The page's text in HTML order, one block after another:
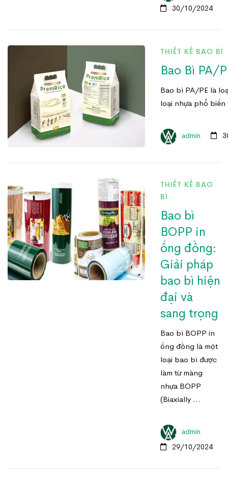
30/10/2024
THIẾT KẾ BAO BÌ
Bao Bì PA/
Bao bì PA/PE là
loại nhựa phổ
admin
THIẾT KẾ BAO
BÌ
Bao bì
BOPP in
ống đồng:
Giải pháp
bao bì hiện
đại và
sang trọng
Bao bì BOPP in
ống đồng là một
loại bao bì được
làm từ màng
nhựa BOPP
(Biaxially …
admin
29/10/2024